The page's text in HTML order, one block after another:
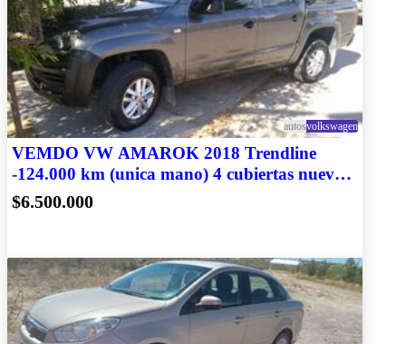
autosvolkswagen
VEMDO VW AMAROK 2018 Trendline
-124.000 km (unica mano) 4 cubiertas nuevas
y accesorios
$6.500.000